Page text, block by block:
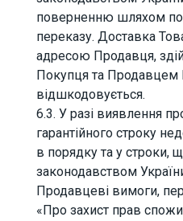
поверненню шляхом
переказу. Доставка
адресою Продавця,
Покупця та Продавцем
відшкодовується.
6.3. У разі виявлення
гарантійного строку
в порядку та у строки,
законодавством
Продавцеві вимоги,
«Про захист прав